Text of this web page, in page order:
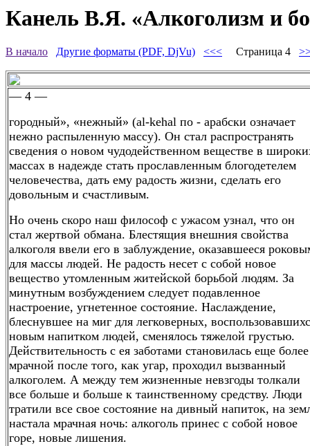
Канель В.Я. «Алкоголизм и
В начало Другие форматы (PDF, DjVu) <<< Страница 4
— 4 —
городный», «нежный» (al-kehal по - арабски означает
нежно распыленную массу). Он стал распространять
сведения о новом чудодейственном веществе в
массах в надежде стать прославленным блогодетелем
человечества, дать ему радость жизни, сделать его
довольным и счастливым.
Но очень скоро наш философ с ужасом узнал, что он
стал жертвой обмана. Блестящия внешния свойства
алкоголя ввели его в заблуждение, оказавшееся
для массы людей. Не радость несет с собой новое
вещество утомленным житейской борьбой людям. За
минутным возбуждением следует подавленное
настроение, угнетенное состояние. Наслаждение,
блеснувшее на миг для легковерных,
новым напитком людей, сменялось тяжелой грустью.
Действительность с ея заботами становилась еще более
мрачной после того, как угар, проходил вызванный
алкоголем. А между тем жизненные невзгоды толкали
все больше и больше к таинственному средству. Люди
тратили все свое состояние на дивный напиток, на
настала мрачная ночь: алкоголь принес с собой новое
горе, новые лишения.